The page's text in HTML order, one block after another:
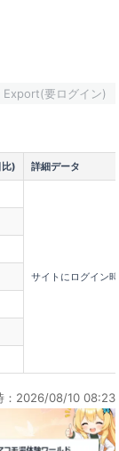
Export(要ログイン)
比) 詳細データ
サイトにログイン
：2026/08/10 08:23